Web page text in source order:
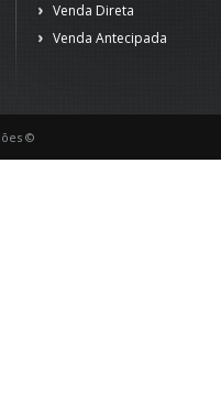
Venda Direta
Venda Antecipada
©